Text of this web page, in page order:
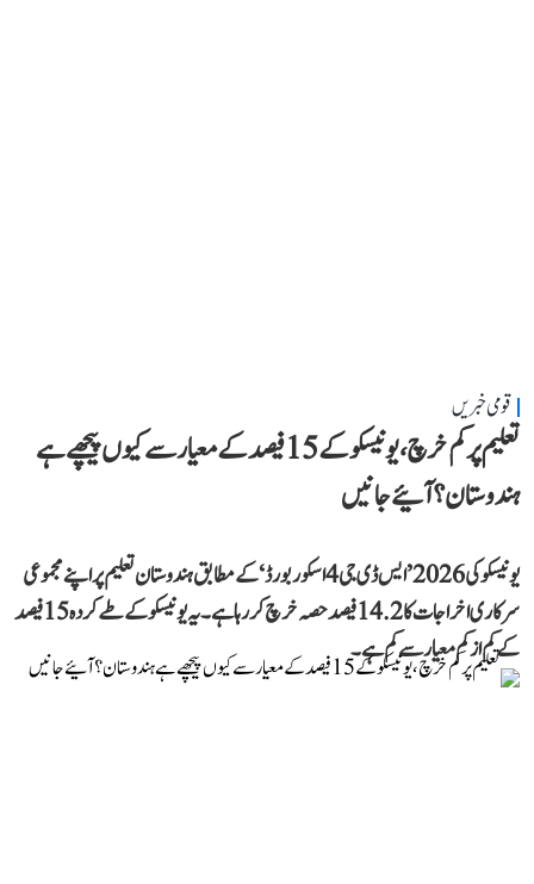
قومی خبریں
تعلیم پر کم خرچ، یونیسکو کے 15 فیصد کے معیار سے کیوں پیچھے ہے
ہندوستان؟ آئیے جانیں
یونیسکو کی 2026 ’ایس ڈی جی 4 اسکور بورڈ‘ کے مطابق ہندوستان تعلیم پر اپنے مجموعی
سرکاری اخراجات کا 14.2 فیصد حصہ خرچ کر رہا ہے۔ یہ یونیسکو کے طے کردہ 15 فیصد
کے کم از کم معیار سے کم ہے۔